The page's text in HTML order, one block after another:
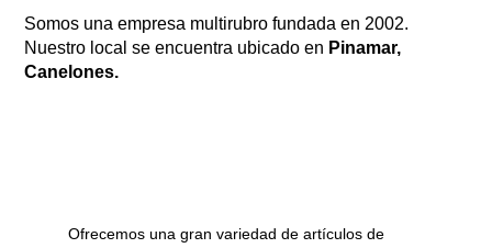
Somos una empresa multirubro fundada en 2002.
Nuestro local se encuentra ubicado en Pinamar,
Canelones.
Ofrecemos una gran variedad de artículos de